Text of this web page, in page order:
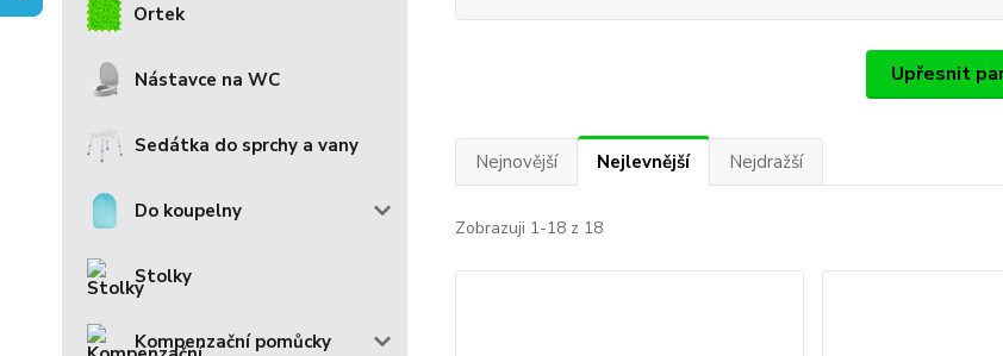
Ortek
Nástavce na WC
Sedátka do sprchy a vany
Do koupelny
Stolky
Kompenzační pomůcky
Upřesnit
Nejnovější Nejlevnější Nejdražší
Zobrazuji 1-18 z 18